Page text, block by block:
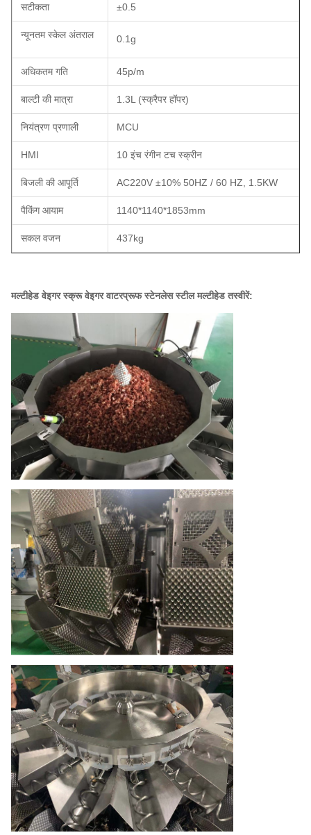
सटीकता ±0.5
न्यूनतम स्केल अंतराल 0.1g
अधिकतम गति 45p/m
बाल्टी की मात्रा 1.3L (स्क्रैपर हॉपर)
नियंत्रण प्रणाली MCU
HMI 10 इंच रंगीन टच स्क्रीन
बिजली की आपूर्ति AC220V ±10% 50HZ / 60 HZ, 1.5KW
पैकिंग आयाम 1140*1140*1853mm
सकल वजन 437kg
मल्टीहेड वेइगर स्क्रू वेइगर वाटरप्रूफ स्टेनलेस स्टील मल्टीहेड तस्वीरें: